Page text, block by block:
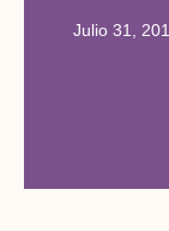
Julio 31,